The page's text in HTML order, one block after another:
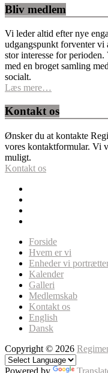
Bliv medlem
Vi leder altid efter nye
udgangspunkt forventer vi
stor interesse for
med en broget samling
socialt.
Læs mere…
Kontakt os
Ønsker du at kontakte
vores kontaktformular. Vi
muligt.
Kontakt os
Forside
Hvem er vi
Enheder vi
Kalender
Galleri
Medlemskab
Kontakt os
English
Dansk
Copyright © 2026
Powered by